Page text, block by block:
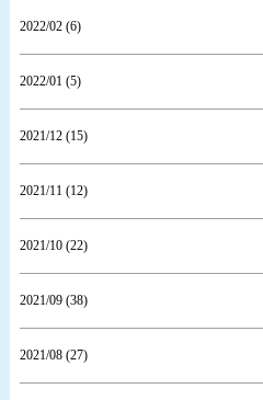
2022/02 (6)
2022/01 (5)
2021/12 (15)
2021/11 (12)
2021/10 (22)
2021/09 (38)
2021/08 (27)